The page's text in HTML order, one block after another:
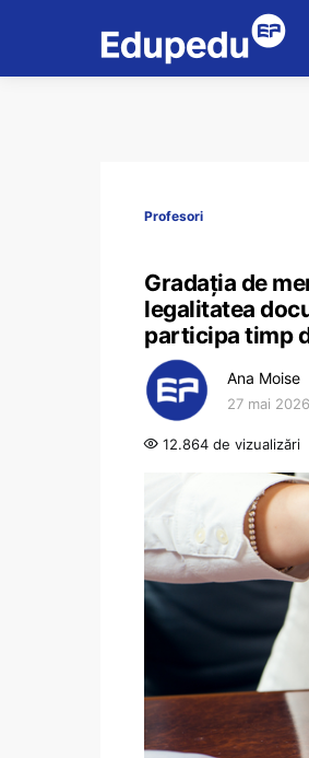
Profesori
Gradația de
legalitatea
participa timp
Ana Moise
27 mai 2026
12.864 de vizualizări